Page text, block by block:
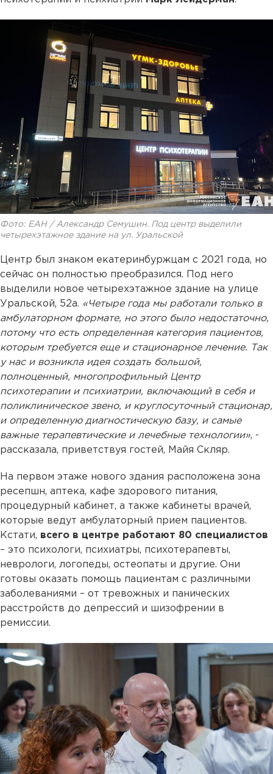
Фото: ЕАН / Александр Семушин. Под центр выделили
четырехэтажное здание на ул. Уральской
Центр был знаком екатеринбуржцам с 2021 года, но
сейчас он полностью преобразился. Под него
выделили новое четырехэтажное здание на улице
Уральской, 52а. «Четыре года мы работали только в
амбулаторном формате, но этого было недостаточно,
потому что есть определенная категория пациентов,
которым требуется еще и стационарное лечение. Так
у нас и возникла идея создать большой,
полноценный, многопрофильный Центр
психотерапии и психиатрии, включающий в себя и
поликлиническое звено, и круглосуточный стационар,
и определенную диагностическую базу, и самые
важные терапевтические и лечебные технологии», -
рассказала, приветствуя гостей, Майя Скляр.
На первом этаже нового здания расположена зона
ресепшн, аптека, кафе здорового питания,
процедурный кабинет, а также кабинеты врачей,
которые ведут амбулаторный прием пациентов.
Кстати, всего в центре работают 80 специалистов
– это психологи, психиатры, психотерапевты,
неврологи, логопеды, остеопаты и другие. Они
готовы оказать помощь пациентам с различными
заболеваниями – от тревожных и панических
расстройств до депрессий и шизофрении в
ремиссии.